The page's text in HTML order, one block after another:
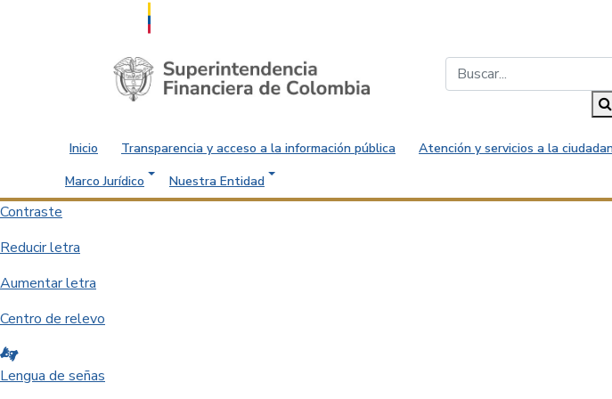
Saltar al contenido principal
Inicio Transparencia y acceso a la información pública Atención y servicios a la
Marco Jurídico
Nuestra Entidad
Contraste
Reducir letra
Aumentar letra
Centro de relevo
Lengua de señas